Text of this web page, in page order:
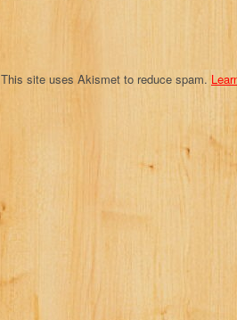
This site uses Akismet to reduce spam.